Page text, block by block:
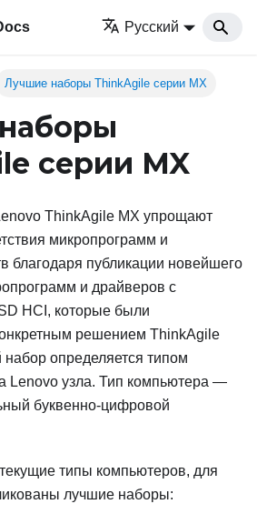
Русский
Лучшие наборы ThinkAgile серии MX
серии MX
ThinkAgile MX упрощают
микропрограмм и
благодаря публикации новейшего
и драйверов с
HCI, которые были
решением ThinkAgile
определяется типом
Lenovo узла. Тип компьютера —
буквенно-цифровой
типы компьютеров, для
лучшие наборы: